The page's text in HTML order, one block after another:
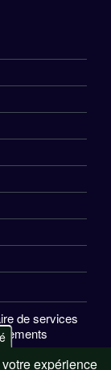
de services
expérience